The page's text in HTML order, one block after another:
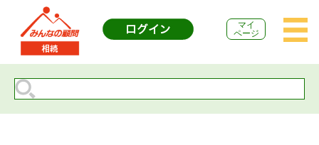
マイ
ページ